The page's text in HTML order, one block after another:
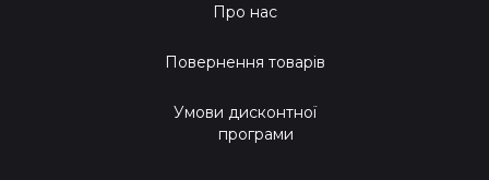
Про нас
Повернення товарів
Умови дисконтної
програми